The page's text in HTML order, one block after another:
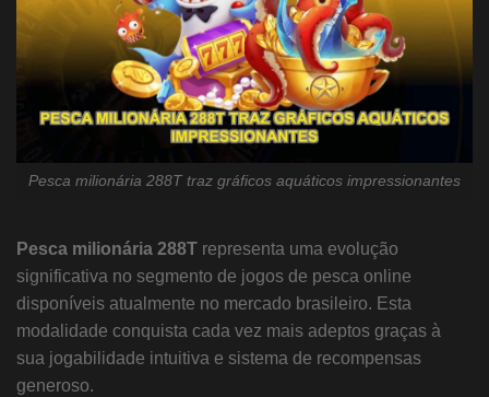
Pesca milionária 288T traz gráficos aquáticos impressionantes
Pesca milionária 288T representa uma evolução
significativa no segmento de jogos de pesca online
disponíveis atualmente no mercado brasileiro. Esta
modalidade conquista cada vez mais adeptos graças à
sua jogabilidade intuitiva e sistema de recompensas
generoso.